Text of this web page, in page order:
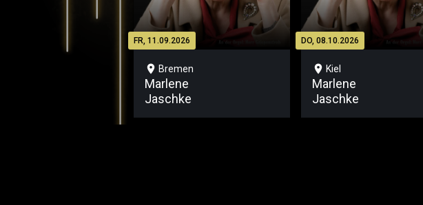
FR, 11.09.2026
location_on Bremen
Marlene
Jaschke
DO, 08.10.2026
location_on Kiel
Marlene
Jaschke